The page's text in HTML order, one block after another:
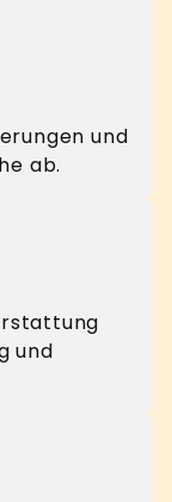
und
ab.
und